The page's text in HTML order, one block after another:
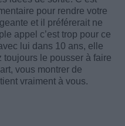
pour rendre votre
et il préférerait ne
appel c’est trop pour ce
lui dans 10 ans, elle
toujours le pousser à faire
vous montrer de
vraiment à vous.